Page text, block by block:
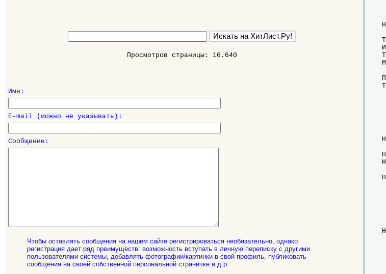
Просмотров страницы: 16,640
Имя:
E-mail (можно не указывать):
Сообщение:
Чтобы оставлять сообщения на нашем сайте регистрироваться необязательно, однако
регистрация дает ряд преимуществ: возможность вступать в личную переписку с другими
пользователями системы, добавлять фотографии/картинки в свой профиль, публиковать
сообщения на своей собственной персональной страничке и д.р.